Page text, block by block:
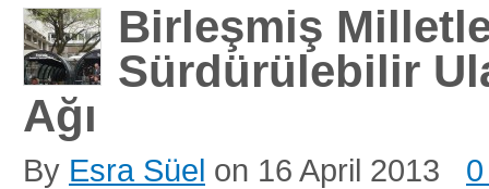
Birleşmiş
Sürdürülebilir
Ağı
By Esra Süel on 16 April 2013